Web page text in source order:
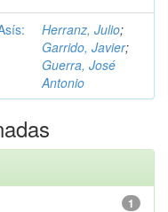
Herranz, Julio;
Garrido, Javier;
Guerra, José
Antonio
1